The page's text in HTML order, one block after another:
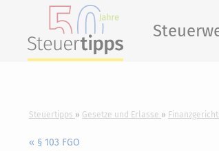
Steuertipps Gesetze und Erlasse
« § 103 FGO